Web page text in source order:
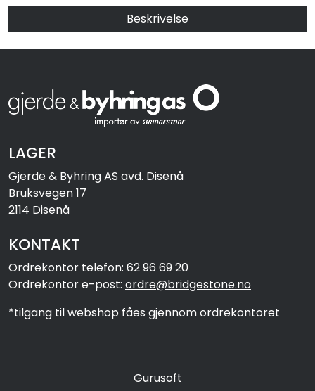
Beskrivelse
LAGER
Gjerde & Byhring AS avd. Disenå
Bruksvegen 17
2114 Disenå
KONTAKT
Ordrekontor telefon: 62 96 69 20
Ordrekontor e-post: ordre@bridgestone.no
*tilgang til webshop fåes gjennom ordrekontoret
Gurusoft